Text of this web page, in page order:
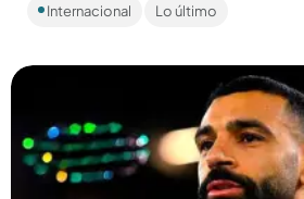
Gustavo Petro llegó a territorio egipcio
Internacional Lo último
Compartir